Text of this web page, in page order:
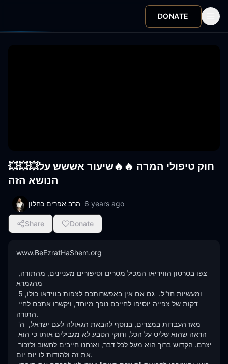
DONATE
💥💥💥חוק טיפולי המרה 🔥🔥שיעור אששש על
הנושא הזה
הרב אפרים כחלון 6 years ago
Share Donate
www.BeEzratHaShem.org
מהגמרא
התורה.
את זה ולהודות לו יום יום.